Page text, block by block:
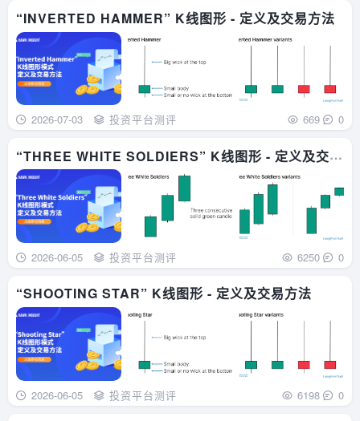
“INVERTED HAMMER” K线图形 - 定义及交易方法
2026-07-03 投资平台测评 669 0
“THREE WHITE SOLDIERS” K线图形 - 定义及交易
方法
2026-06-05 投资平台测评 6250 0
“SHOOTING STAR” K线图形 - 定义及交易方法
2026-06-05 投资平台测评 6198 0